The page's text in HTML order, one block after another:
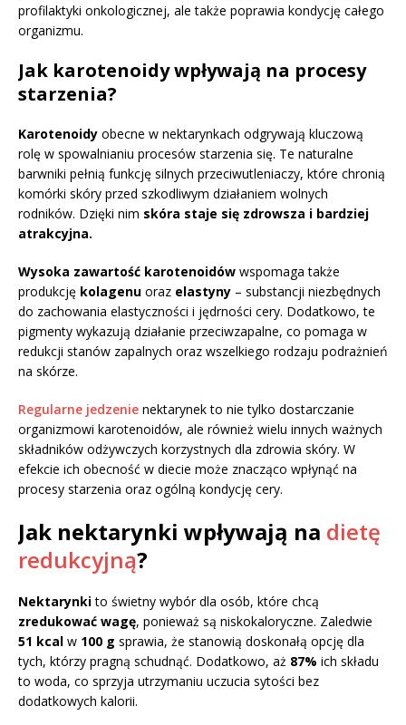
profilaktyki onkologicznej, ale także poprawia kondycję całego
organizmu.
Jak karotenoidy wpływają na procesy
starzenia?
Karotenoidy obecne w nektarynkach odgrywają kluczową
rolę w spowalnianiu procesów starzenia się. Te naturalne
barwniki pełnią funkcję silnych przeciwutleniaczy, które chronią
komórki skóry przed szkodliwym działaniem wolnych
rodników. Dzięki nim skóra staje się zdrowsza i bardziej
atrakcyjna.
Wysoka zawartość karotenoidów wspomaga także
produkcję kolagenu oraz elastyny – substancji niezbędnych
do zachowania elastyczności i jędrności cery. Dodatkowo, te
pigmenty wykazują działanie przeciwzapalne, co pomaga w
redukcji stanów zapalnych oraz wszelkiego rodzaju podrażnień
na skórze.
Regularne jedzenie nektarynek to nie tylko dostarczanie
organizmowi karotenoidów, ale również wielu innych ważnych
składników odżywczych korzystnych dla zdrowia skóry. W
efekcie ich obecność w diecie może znacząco wpłynąć na
procesy starzenia oraz ogólną kondycję cery.
Jak nektarynki wpływają na dietę
redukcyjną?
Nektarynkito świetny wybór dla osób, które chcą
zredukować wagę, ponieważ są niskokaloryczne. Zaledwie
51 kcal w 100 g sprawia, że stanowią doskonałą opcję dla
tych, którzy pragną schudnąć. Dodatkowo, aż 87% ich składu
to woda, co sprzyja utrzymaniu uczucia sytości bez
dodatkowych kalorii.